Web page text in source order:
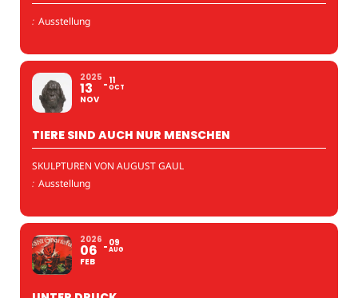
: Ausstellung
2025
13
NOV
11
OCT
TIERE SIND AUCH NUR MENSCHEN
SKULPTUREN VON AUGUST GAUL
: Ausstellung
2026
06
FEB
09
AUG